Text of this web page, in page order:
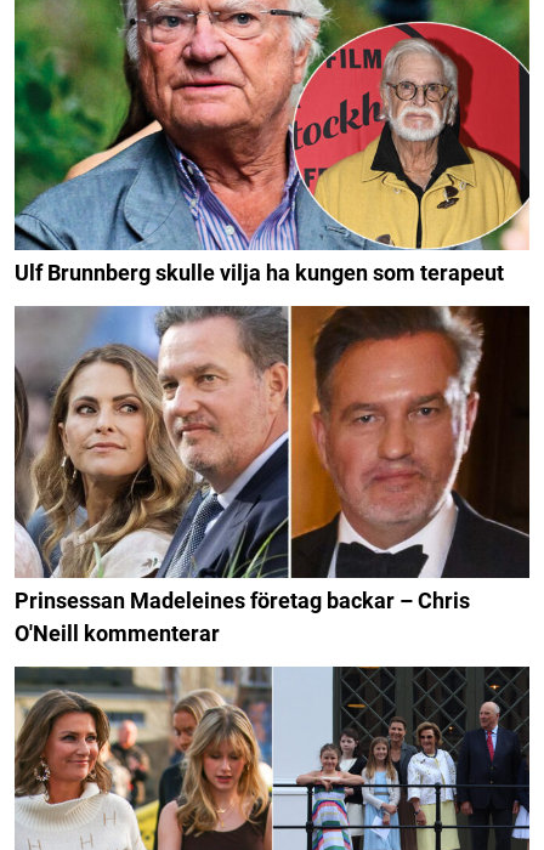
Ulf Brunnberg skulle vilja ha kungen som terapeut
Prinsessan Madeleines företag backar – Chris
O'Neill kommenterar